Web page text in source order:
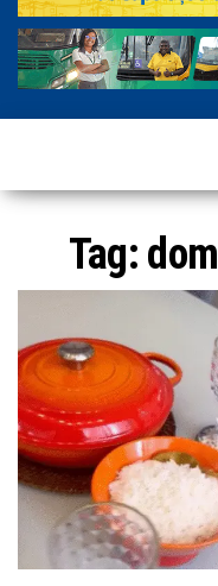
Tag: